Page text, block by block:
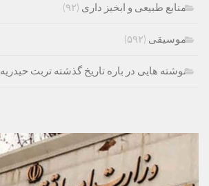
منابع طبیعی و ابخیز داری (۹۲)
موسیقی (۵۹۲)
نوشته هایی در باره تاریخ گذشته تربت حیدریه